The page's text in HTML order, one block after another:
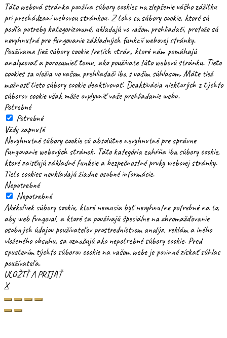
Táto webová stránka používa súbory cookies na zlepšenie vášho zážitku
pri prechádzaní webovou stránkou. Z toho sa súbory cookie, ktoré sú
podľa potreby kategorizované, ukladajú vo vašom prehliadači, pretože sú
nevyhnutné pre fungovanie základných funkcií webovej stránky.
Používame tiež súbory cookie tretích strán, ktoré nám pomáhajú
analyzovať a porozumieť tomu, ako používate túto webovú stránku. Tieto
cookies sa uložia vo vašom prehliadači iba s vašim súhlasom. Máte tiež
možnosť tieto súbory cookie deaktivovať. Deaktivácia niektorých z týchto
súborov cookie však môže ovplyvniť vaše prehliadanie webu.
Potrebné
Potrebné
Vždy zapnuté
Nevyhnutné súbory cookie sú absolútne nevyhnutné pre správne
fungovanie webových stránok. Táto kategória zahŕňa iba súbory cookie,
ktoré zaisťujú základné funkcie a bezpečnostné prvky webovej stránky.
Tieto cookies neukladajú žiadne osobné informácie.
Nepotrebné
Nepotrebné
Akékoľvek súbory cookie, ktoré nemusia byť nevyhnutne potrebné na to,
aby web fungoval, a ktoré sa používajú špeciálne na zhromažďovanie
osobných údajov používateľov prostredníctvom analýz, reklám a iného
vloženého obsahu, sa označujú ako nepotrebné súbory cookie. Pred
spustením týchto súborov cookie na vašom webe je povinné získať súhlas
používateľa.
ULOŽIŤ A PRIJAŤ
X